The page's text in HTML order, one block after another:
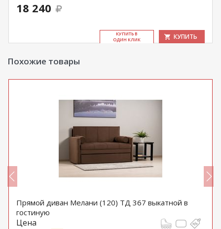
18 240
КУ­ПИТЬ В
ОДИН КЛИК
КУПИТЬ
Похожие товары
Прямой диван Мелани (120) ТД 367 выкатной в
гостиную
Цена